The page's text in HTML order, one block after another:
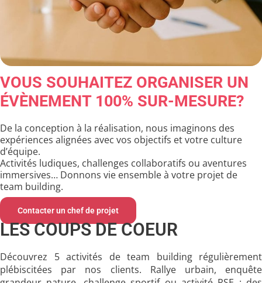
VOUS SOUHAITEZ ORGANISER UN
ÉVÈNEMENT 100% SUR-MESURE?
De la conception à la réalisation, nous imaginons des
expériences alignées avec vos objectifs et votre culture
d’équipe.
Activités ludiques, challenges collaboratifs ou aventures
immersives… Donnons vie ensemble à votre projet de
team building.
Contacter un chef de projet
LES COUPS DE COEUR
Découvrez 5 activités de team building régulièrement
plébiscitées par nos clients. Rallye urbain, enquête